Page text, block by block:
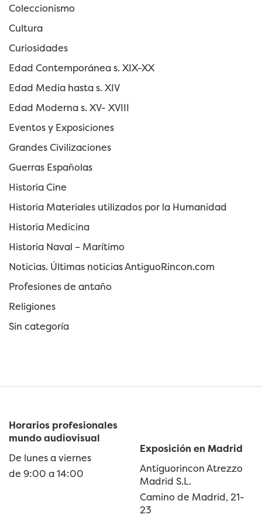
Coleccionismo
Cultura
Curiosidades
Edad Contemporánea s. XIX-XX
Edad Media hasta s. XIV
Edad Moderna s. XV- XVIII
Eventos y Exposiciones
Grandes Civilizaciones
Guerras Españolas
Historia Cine
Historia Materiales utilizados por la Humanidad
Historia Medicina
Historia Naval – Marítimo
Noticias. Últimas noticias AntiguoRincon.com
Profesiones de antaño
Religiones
Sin categoría
Horarios profesionales
mundo audiovisual
De lunes a viernes
de 9:00 a 14:00
Exposición en Madrid
Antiguorincon Atrezzo
Madrid S.L.
Camino de Madrid, 21-
23